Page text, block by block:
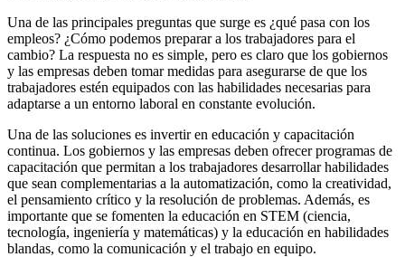
Una de las principales preguntas que surge es ¿qué pasa con los
empleos? ¿Cómo podemos preparar a los trabajadores para el
cambio? La respuesta no es simple, pero es claro que los gobiernos
y las empresas deben tomar medidas para asegurarse de que los
trabajadores estén equipados con las habilidades necesarias para
adaptarse a un entorno laboral en constante evolución.
Una de las soluciones es invertir en educación y capacitación
continua. Los gobiernos y las empresas deben ofrecer programas de
capacitación que permitan a los trabajadores desarrollar habilidades
que sean complementarias a la automatización, como la creatividad,
el pensamiento crítico y la resolución de problemas. Además, es
importante que se fomenten la educación en STEM (ciencia,
tecnología, ingeniería y matemáticas) y la educación en habilidades
blandas, como la comunicación y el trabajo en equipo.